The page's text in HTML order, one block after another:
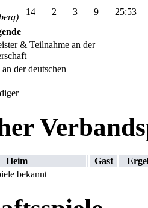
14 2 3 9 25:53
& Teilnahme an der
der deutschen
Heim Gast
bekannt